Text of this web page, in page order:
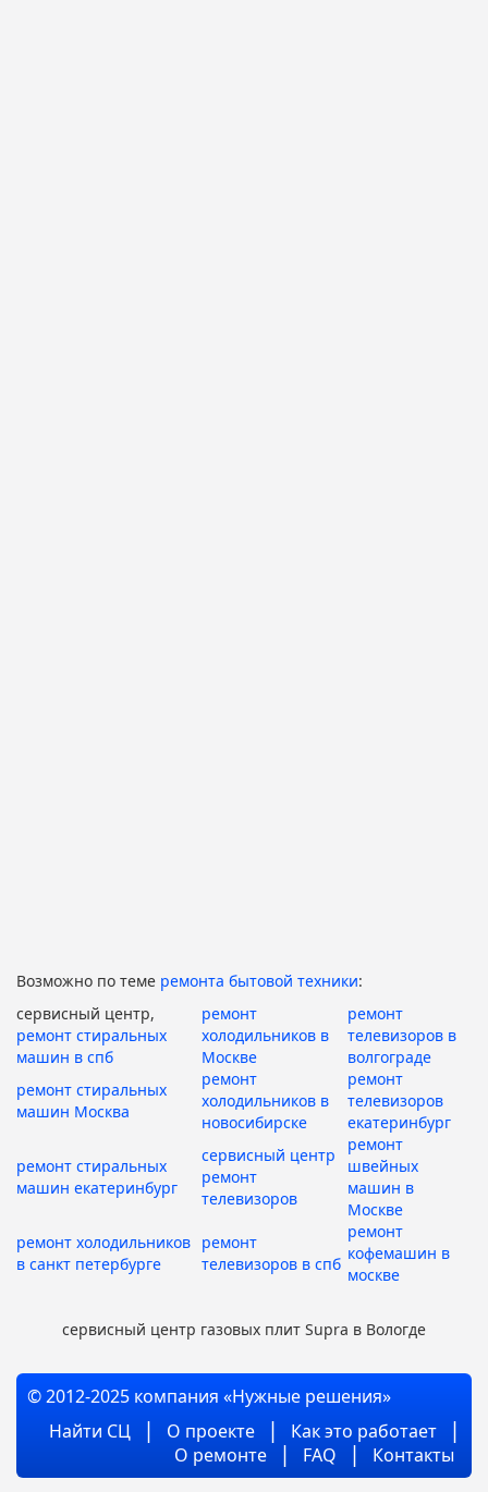
Возможно по теме ремонта бытовой техники:
сервисный центр,
ремонт стиральных
машин в спб
ремонт
холодильников в
Москве
ремонт
телевизоров в
волгограде
ремонт стиральных
машин Москва
ремонт
холодильников в
новосибирске
ремонт
телевизоров
екатеринбург
ремонт стиральных
машин екатеринбург
сервисный центр
ремонт
телевизоров
ремонт
швейных
машин в
Москве
ремонт холодильников
в санкт петербурге
ремонт
телевизоров в спб
ремонт
кофемашин в
москве
сервисный центр газовых плит Supra в Вологде
© 2012-2025 компания «Нужные решения»
Найти СЦ
О проекте
Как это работает
О ремонте
FAQ Контакты